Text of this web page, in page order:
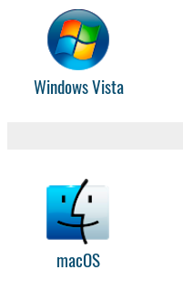
Windows Vista
macOS